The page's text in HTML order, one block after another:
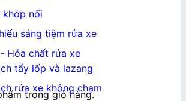
trong giỏ hàng.
nối
sáng tiệm rửa xe
Hóa chất rửa xe
tẩy lốp và lazang
rửa xe không chạm